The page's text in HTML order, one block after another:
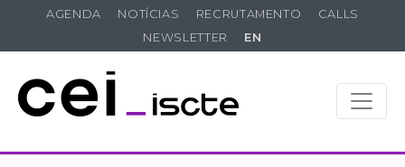
AGENDA NOTÍCIAS RECRUTAMENTO
CALLS
NEWSLETTER
EN